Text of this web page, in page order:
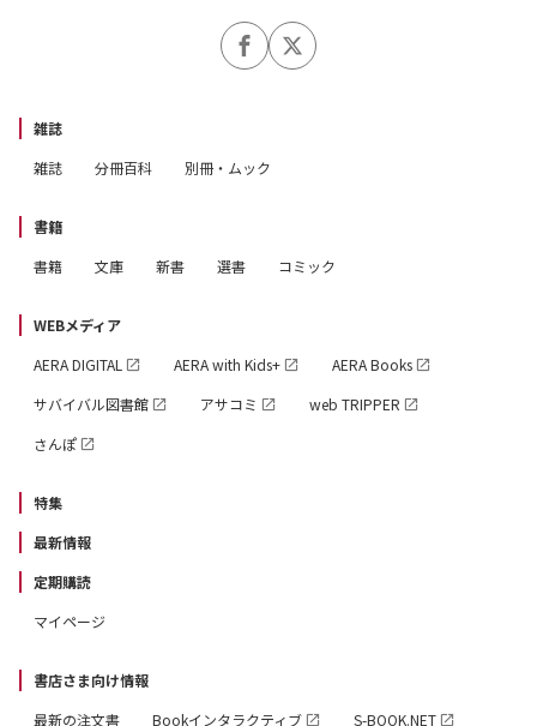
雑誌
雑誌
分冊百科 別冊・ムック
書籍
書籍
文庫 新書 選書 コミック
WEBメディア
AERA DIGITAL
AERA with Kids+
AERA Books
サバイバル図書館
アサコミ
web TRIPPER
さんぽ
特集
最新情報
定期購読
マイページ
書店さま向け情報
最新の注文書
Bookインタラクティブ S-BOOK.NET